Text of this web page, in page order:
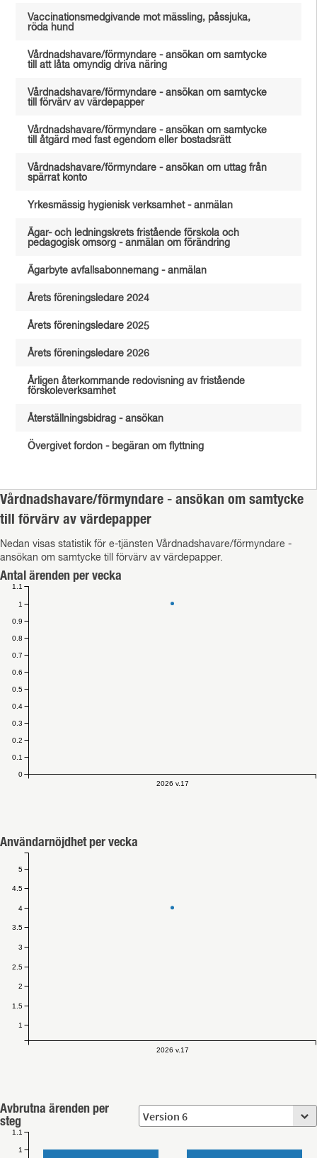
Vaccinationsmedgivande mot mässling, påssjuka,
röda hund
Vårdnadshavare/förmyndare - ansökan om samtycke
till att låta omyndig driva näring
Vårdnadshavare/förmyndare - ansökan om samtycke
till förvärv av värdepapper
Vårdnadshavare/förmyndare - ansökan om samtycke
till åtgärd med fast egendom eller bostadsrätt
Vårdnadshavare/förmyndare - ansökan om uttag från
spärrat konto
Yrkesmässig hygienisk verksamhet - anmälan
Ägar- och ledningskrets fristående förskola och
pedagogisk omsorg - anmälan om förändring
Ägarbyte avfallsabonnemang - anmälan
Årets föreningsledare 2024
Årets föreningsledare 2025
Årets föreningsledare 2026
Årligen återkommande redovisning av fristående
förskoleverksamhet
Återställningsbidrag - ansökan
Övergivet fordon - begäran om flyttning
Vårdnadshavare/förmyndare - ansökan om samtycke
till förvärv av värdepapper
Nedan visas statistik för e-tjänsten Vårdnadshavare/förmyndare -
ansökan om samtycke till förvärv av värdepapper.
Antal ärenden per vecka
2026 v.17
0
0.1
0.2
0.3
0.4
0.5
0.6
0.7
0.8
0.9
1
1.1
Användarnöjdhet per vecka
2026 v.17
1
1.5
2
2.5
3
3.5
4
4.5
5
Avbrutna ärenden per
steg
1
1.1